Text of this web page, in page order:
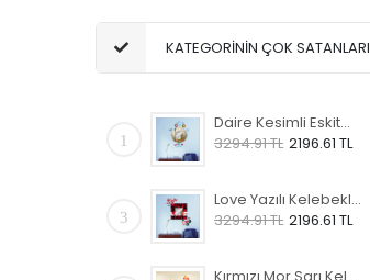
KATEGORİNİN ÇOK SATANLARI
1
Daire Kesimli Eskitme Lamba ve Köprü Desenli Kelebekli Dekoratif Ahşap Çerçeveli Ayna
3294.91 TL 2196.61 TL
3
Love Yazılı Kelebekli Dekoratif Ahşap Çerçeveli Ayna
3294.91 TL 2196.61 TL